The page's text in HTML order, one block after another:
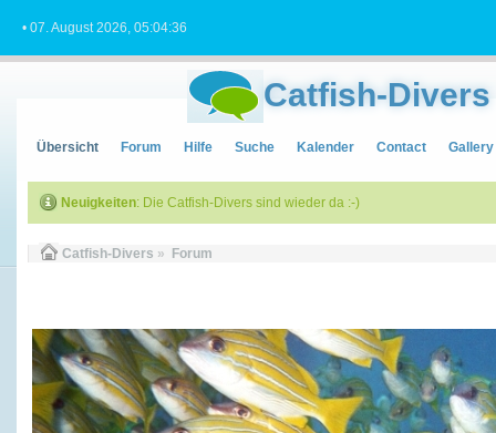
• 07. August 2026, 05:04:36
Catfish-Divers
Übersicht Forum Hilfe Suche Kalender Contact Gallery
Neuigkeiten: Die Catfish-Divers sind wieder da :-)
Catfish-Divers » Forum